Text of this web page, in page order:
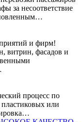
за несоответствие
и фирм!
витрин, фасадов и
процесс по
или